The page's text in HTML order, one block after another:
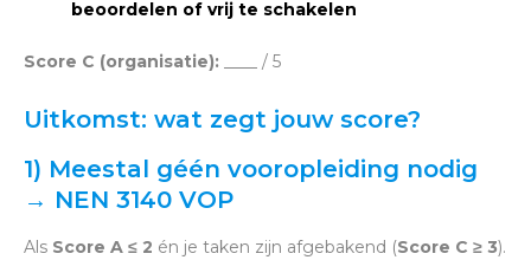
beoordelen of vrij te schakelen
Score C (organisatie): ____ / 5
Uitkomst: wat zegt jouw score?
1) Meestal géén vooropleiding nodig
→ NEN 3140 VOP
Als Score A ≤ 2 én je taken zijn afgebakend (Score C ≥ 3).